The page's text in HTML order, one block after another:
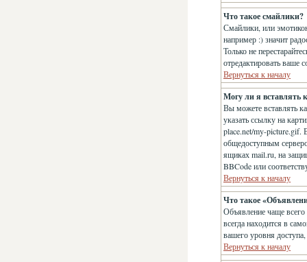
Что такое смайлики?
Смайлики, или
например :) значит
Только не
отредактировать ваше
Вернуться к началу
Могу ли я вставлять
Вы можете вставлять
указать ссылку на
place.net/my-picture.gif.
общедоступным
ящиках mail.ru, на
BBCode или
Вернуться к началу
Что такое
Объявление чаще
всегда находится в
вашего уровня
Вернуться к началу